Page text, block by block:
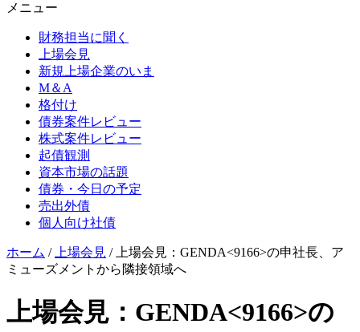
メニュー
財務担当に聞く
上場会見
新規上場企業のいま
M＆A
格付け
債券案件レビュー
株式案件レビュー
起債観測
資本市場の話題
債券・今日の予定
売出外債
個人向け社債
ホーム / 上場会見 /
上場会見：GENDA<9166>の申社長、ア
ミューズメントから隣接領域へ
上場会見：GENDA<9166>の